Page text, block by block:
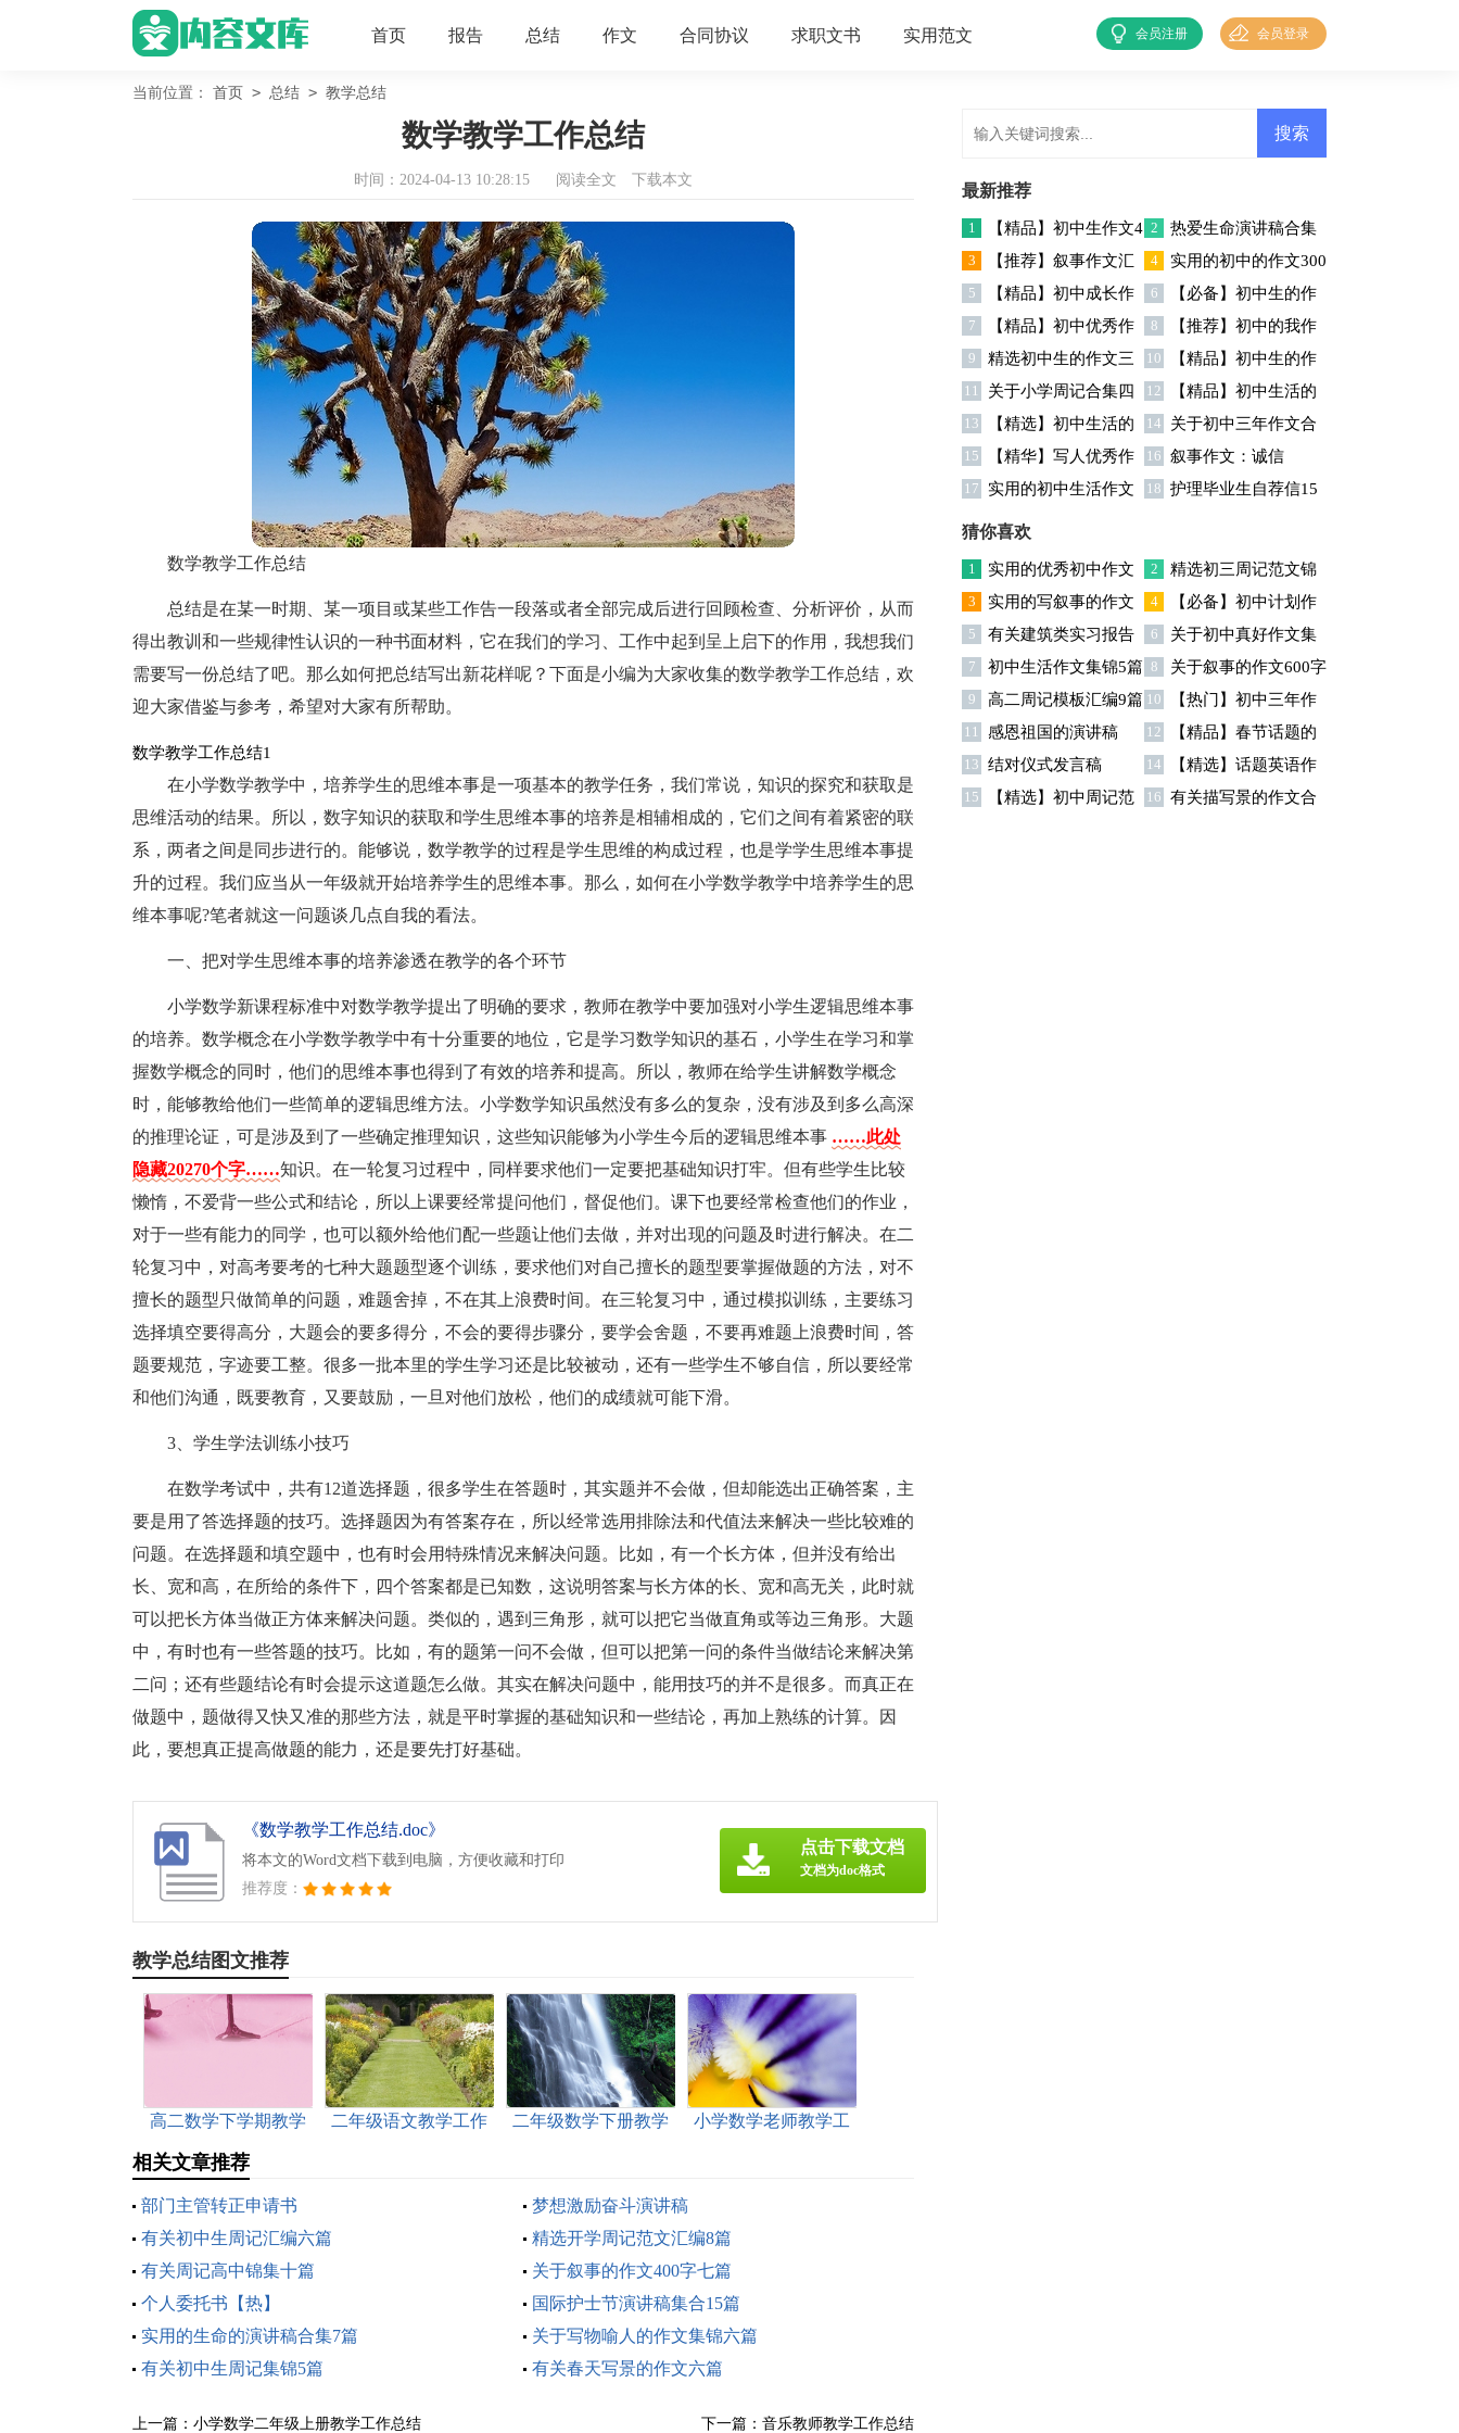
首页 报告 总结 作文 合同协议 求职文书 实用范文 会员登录
会员注册
当前位置： 首页 > 总结 > 教学总结
数学教学工作总结
时间：2024-04-13 10:28:15 阅读全文 下载本文
数学教学工作总结
总结是在某一时期、某一项目或某些工作告一段落或者全部完成后进行回顾检查、分析评价，从而
得出教训和一些规律性认识的一种书面材料，它在我们的学习、工作中起到呈上启下的作用，我想我们
需要写一份总结了吧。那么如何把总结写出新花样呢？下面是小编为大家收集的数学教学工作总结，欢
迎大家借鉴与参考，希望对大家有所帮助。
数学教学工作总结1
在小学数学教学中，培养学生的思维本事是一项基本的教学任务，我们常说，知识的探究和获取是
思维活动的结果。所以，数字知识的获取和学生思维本事的培养是相辅相成的，它们之间有着紧密的联
系，两者之间是同步进行的。能够说，数学教学的过程是学生思维的构成过程，也是学学生思维本事提
升的过程。我们应当从一年级就开始培养学生的思维本事。那么，如何在小学数学教学中培养学生的思
维本事呢?笔者就这一问题谈几点自我的看法。
一、把对学生思维本事的培养渗透在教学的各个环节
小学数学新课程标准中对数学教学提出了明确的要求，教师在教学中要加强对小学生逻辑思维本事
的培养。数学概念在小学数学教学中有十分重要的地位，它是学习数学知识的基石，小学生在学习和掌
握数学概念的同时，他们的思维本事也得到了有效的培养和提高。所以，教师在给学生讲解数学概念
时，能够教给他们一些简单的逻辑思维方法。小学数学知识虽然没有多么的复杂，没有涉及到多么高深
的推理论证，可是涉及到了一些确定推理知识，这些知识能够为小学生今后的逻辑思维本事 ……此处
隐藏20270个字……知识。在一轮复习过程中，同样要求他们一定要把基础知识打牢。但有些学生比较
懒惰，不爱背一些公式和结论，所以上课要经常提问他们，督促他们。课下也要经常检查他们的作业，
对于一些有能力的同学，也可以额外给他们配一些题让他们去做，并对出现的问题及时进行解决。在二
轮复习中，对高考要考的七种大题题型逐个训练，要求他们对自己擅长的题型要掌握做题的方法，对不
擅长的题型只做简单的问题，难题舍掉，不在其上浪费时间。在三轮复习中，通过模拟训练，主要练习
选择填空要得高分，大题会的要多得分，不会的要得步骤分，要学会舍题，不要再难题上浪费时间，答
题要规范，字迹要工整。很多一批本里的学生学习还是比较被动，还有一些学生不够自信，所以要经常
和他们沟通，既要教育，又要鼓励，一旦对他们放松，他们的成绩就可能下滑。
3、学生学法训练小技巧
在数学考试中，共有12道选择题，很多学生在答题时，其实题并不会做，但却能选出正确答案，主
要是用了答选择题的技巧。选择题因为有答案存在，所以经常选用排除法和代值法来解决一些比较难的
问题。在选择题和填空题中，也有时会用特殊情况来解决问题。比如，有一个长方体，但并没有给出
长、宽和高，在所给的条件下，四个答案都是已知数，这说明答案与长方体的长、宽和高无关，此时就
可以把长方体当做正方体来解决问题。类似的，遇到三角形，就可以把它当做直角或等边三角形。大题
中，有时也有一些答题的技巧。比如，有的题第一问不会做，但可以把第一问的条件当做结论来解决第
二问；还有些题结论有时会提示这道题怎么做。其实在解决问题中，能用技巧的并不是很多。而真正在
做题中，题做得又快又准的那些方法，就是平时掌握的基础知识和一些结论，再加上熟练的计算。因
此，要想真正提高做题的能力，还是要先打好基础。
《数学教学工作总结.doc》
将本文的Word文档下载到电脑，方便收藏和打印
推荐度：
点击下载文档
文档为doc格式
教学总结图文推荐
高二数学下学期教学
二年级语文教学工作
二年级数学下册教学
小学数学老师教学工
相关文章推荐
部门主管转正申请书
梦想激励奋斗演讲稿
有关初中生周记汇编六篇
精选开学周记范文汇编8篇
有关周记高中锦集十篇
关于叙事的作文400字七篇
个人委托书【热】
国际护士节演讲稿集合15篇
实用的生命的演讲稿合集7篇
关于写物喻人的作文集锦六篇
有关初中生周记集锦5篇
有关春天写景的作文六篇
上一篇： 小学数学二年级上册教学工作总结 下一篇： 音乐教师教学工作总结
最新推荐
1
【精品】初中生作文4
篇
2
热爱生命演讲稿合集
五篇
3
【推荐】叙事作文汇
总6篇
4
实用的初中的作文300
字集锦五篇
5
【精品】初中成长作
文锦集七篇
6
【必备】初中生的作
文4篇
7
【精品】初中优秀作
文汇总五篇
8
【推荐】初中的我作
文七篇
9
精选初中生的作文三
篇
10
【精品】初中生的作
文集锦6篇
11
关于小学周记合集四
篇
12
【精品】初中生活的
作文集锦十篇
13
【精选】初中生活的
作文汇总十篇
14
关于初中三年作文合
集十篇
15
【精华】写人优秀作
文汇总6篇
16 叙事作文：诚信
17 实用的初中生活作文
集锦六篇
18 护理毕业生自荐信15
猜你喜欢
1
实用的优秀初中作文
汇编九篇
2
精选初三周记范文锦
集七篇
3
实用的写叙事的作文
汇编四篇
4
【必备】初中计划作
文集合五篇
5
有关建筑类实习报告
模板集锦九篇
6
关于初中真好作文集
锦七篇
7 初中生活作文集锦5篇 8
关于叙事的作文600字
合集5篇
9 高二周记模板汇编9篇 10
【热门】初中三年作
文汇总十篇
11 感恩祖国的演讲稿 12
【精品】春节话题的
作文集锦8篇
13 结对仪式发言稿 14
【精选】话题英语作
文集合7篇
15
【精选】初中周记范
16 有关描写景的作文合